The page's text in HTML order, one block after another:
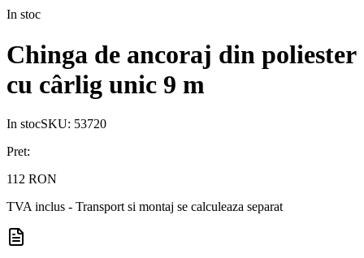
In stoc
Chinga de ancoraj din poliester
cu cârlig unic 9 m
In stocSKU: 53720
Pret:
112 RON
TVA inclus - Transport si montaj se calculeaza separat